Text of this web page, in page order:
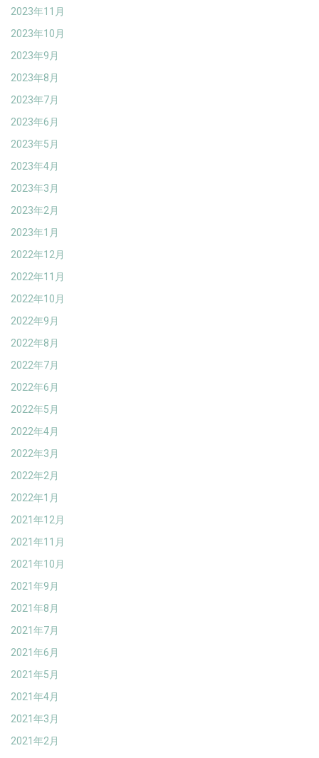
2023年11月
2023年10月
2023年9月
2023年8月
2023年7月
2023年6月
2023年5月
2023年4月
2023年3月
2023年2月
2023年1月
2022年12月
2022年11月
2022年10月
2022年9月
2022年8月
2022年7月
2022年6月
2022年5月
2022年4月
2022年3月
2022年2月
2022年1月
2021年12月
2021年11月
2021年10月
2021年9月
2021年8月
2021年7月
2021年6月
2021年5月
2021年4月
2021年3月
2021年2月